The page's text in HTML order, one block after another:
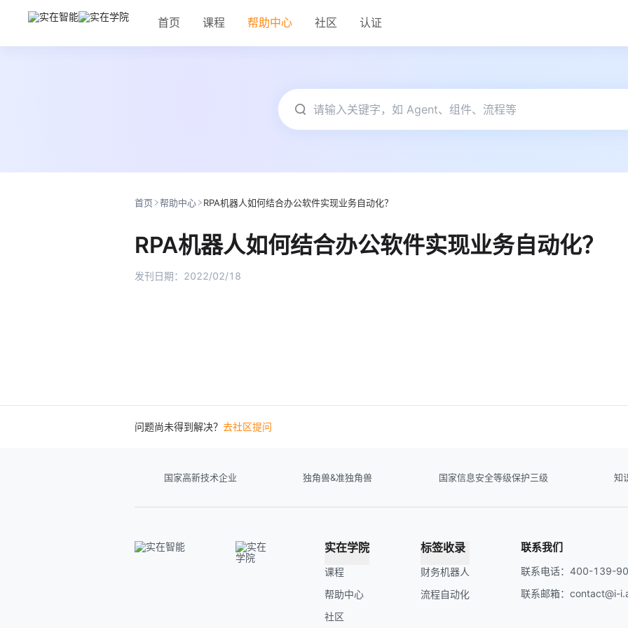
首页 课程 帮助中心 社区 认证
首页 帮助中心 RPA机器人如何结合办公软件实现业务自动化？
RPA机器人如何结合办公软件实现业务自动化？
发刊日期： 2022/02/18
问题尚未得到解决？ 去社区提问
国家高新技术企业 独角兽&准独角兽 国家信息安全等级保护三级 知
实在学院
课程
帮助中心
社区
标签收录
财务机器人
流程自动化
联系我们
联系电话：400-139-
联系邮箱：contact@i-